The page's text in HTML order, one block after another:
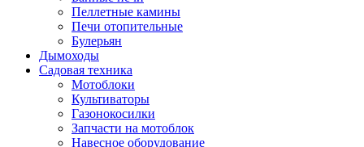
Пеллетные камины
Печи отопительные
Булерьян
Дымоходы
Садовая техника
Мотоблоки
Культиваторы
Газонокосилки
Запчасти на мотоблок
Навесное оборудование